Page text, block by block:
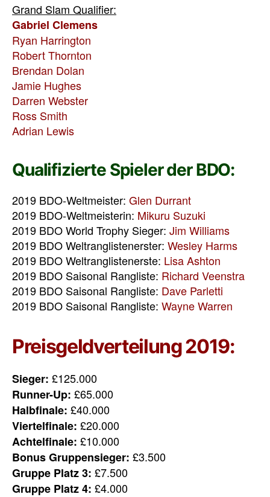
Grand Slam Qualifier:
Gabriel Clemens
Ryan Harrington
Robert Thornton
Brendan Dolan
Jamie Hughes
Darren Webster
Ross Smith
Adrian Lewis
Qualifizierte Spieler der BDO:
2019 BDO-Weltmeister: Glen Durrant
2019 BDO-Weltmeisterin: Mikuru Suzuki
2019 BDO World Trophy Sieger: Jim Williams
2019 BDO Weltranglistenerster: Wesley Harms
2019 BDO Weltranglistenerste: Lisa Ashton
2019 BDO Saisonal Rangliste: Richard Veenstra
2019 BDO Saisonal Rangliste: Dave Parletti
2019 BDO Saisonal Rangliste: Wayne Warren
Preisgeldverteilung 2019:
Sieger: £125.000
Runner-Up: £65.000
Halbfinale: £40.000
Viertelfinale: £20.000
Achtelfinale: £10.000
Bonus Gruppensieger: £3.500
Gruppe Platz 3: £7.500
Gruppe Platz 4: £4.000